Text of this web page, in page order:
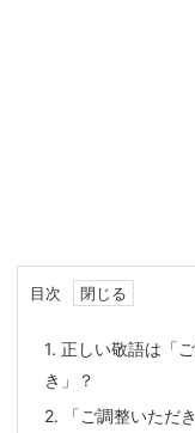
目次
1. 正しい敬語は「
き」？
2. 「ご調整いただ